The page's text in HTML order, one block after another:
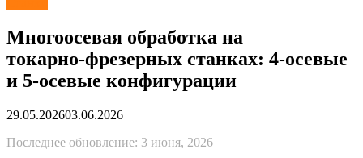
Многоосевая обработка на
токарно‑фрезерных станках: 4‑осевые
и 5‑осевые конфигурации
29.05.202603.06.2026
Последнее обновление: 3 июня, 2026